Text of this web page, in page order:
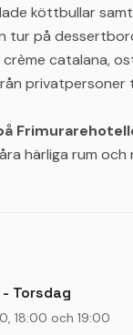
köttbullar
tur på
catalana,
privatpersoner
härliga rum
Torsdag
18:00 och 19:00